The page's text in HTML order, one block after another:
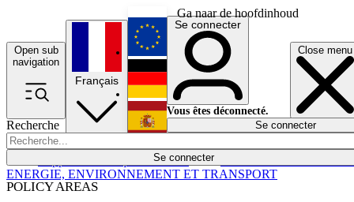
Ga naar de hoofdinhoud
Open sub
navigation
Close menu
Recherche
Se connecter
POLICY AREAS
Économie
Français
English
Deutsch
Español
Se connecter
Vous êtes déconnecté.
Se connecter
ENERGIE, ENVIRONNEMENT ET TRANSPORT